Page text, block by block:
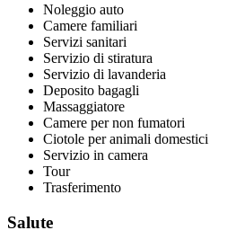
Noleggio auto
Camere familiari
Servizi sanitari
Servizio di stiratura
Servizio di lavanderia
Deposito bagagli
Massaggiatore
Camere per non fumatori
Ciotole per animali domestici
Servizio in camera
Tour
Trasferimento
Salute